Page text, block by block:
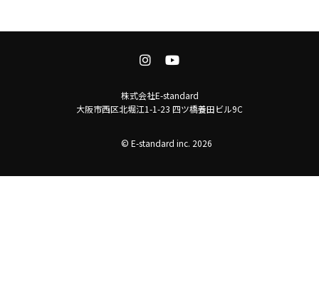
株式会社E-standard
大阪市西区北堀江1-1-23 四ツ橋養田ビル9C
© E-standard inc. 2026